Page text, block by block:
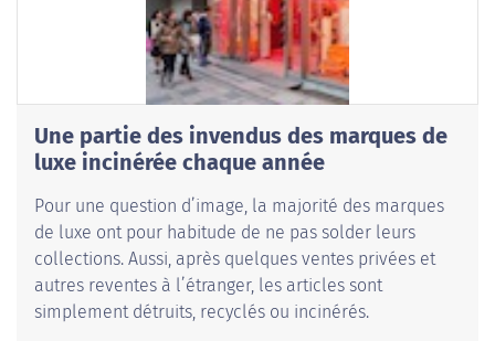
Une partie des invendus des marques de
luxe incinérée chaque année
Pour une question d’image, la majorité des marques
de luxe ont pour habitude de ne pas solder leurs
collections. Aussi, après quelques ventes privées et
autres reventes à l’étranger, les articles sont
simplement détruits, recyclés ou incinérés.